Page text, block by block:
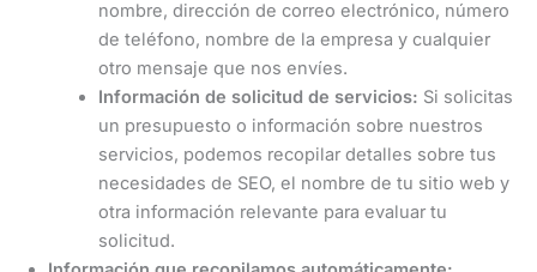
nombre, dirección de correo electrónico, número
de teléfono, nombre de la empresa y cualquier
otro mensaje que nos envíes.
Información de solicitud de servicios: Si solicitas
un presupuesto o información sobre nuestros
servicios, podemos recopilar detalles sobre tus
necesidades de SEO, el nombre de tu sitio web y
otra información relevante para evaluar tu
solicitud.